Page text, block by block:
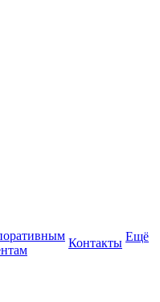
Контакты Ещё